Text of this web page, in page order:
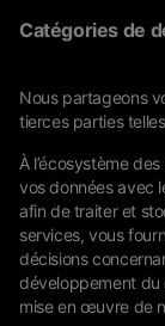
Catégories de
Nous partageons
tierces parties
À l’écosystème
vos données avec
afin de traiter et
services, vous
décisions
développement du
mise en œuvre de